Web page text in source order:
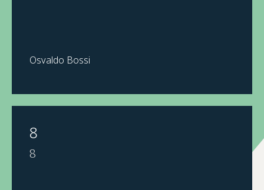
Osvaldo Bossi
8
8